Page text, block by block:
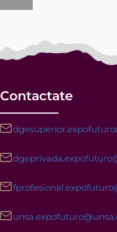
Contactate